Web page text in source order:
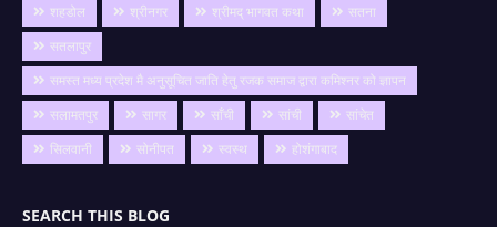
शहडोल
श्रीनगर श्रीमद् भागवत कथा
सतना
सतलापुर
समस्त मध्य प्रदेश मै अनुसूचित जाति हेतु रजक समाज द्वारा कमिश्नर को ज्ञापन
सलामतपुर
सागर साँची सांची
सांचेत
सिलवानी
सोनीपत स्वस्थ होशंगाबाद
SEARCH THIS BLOG